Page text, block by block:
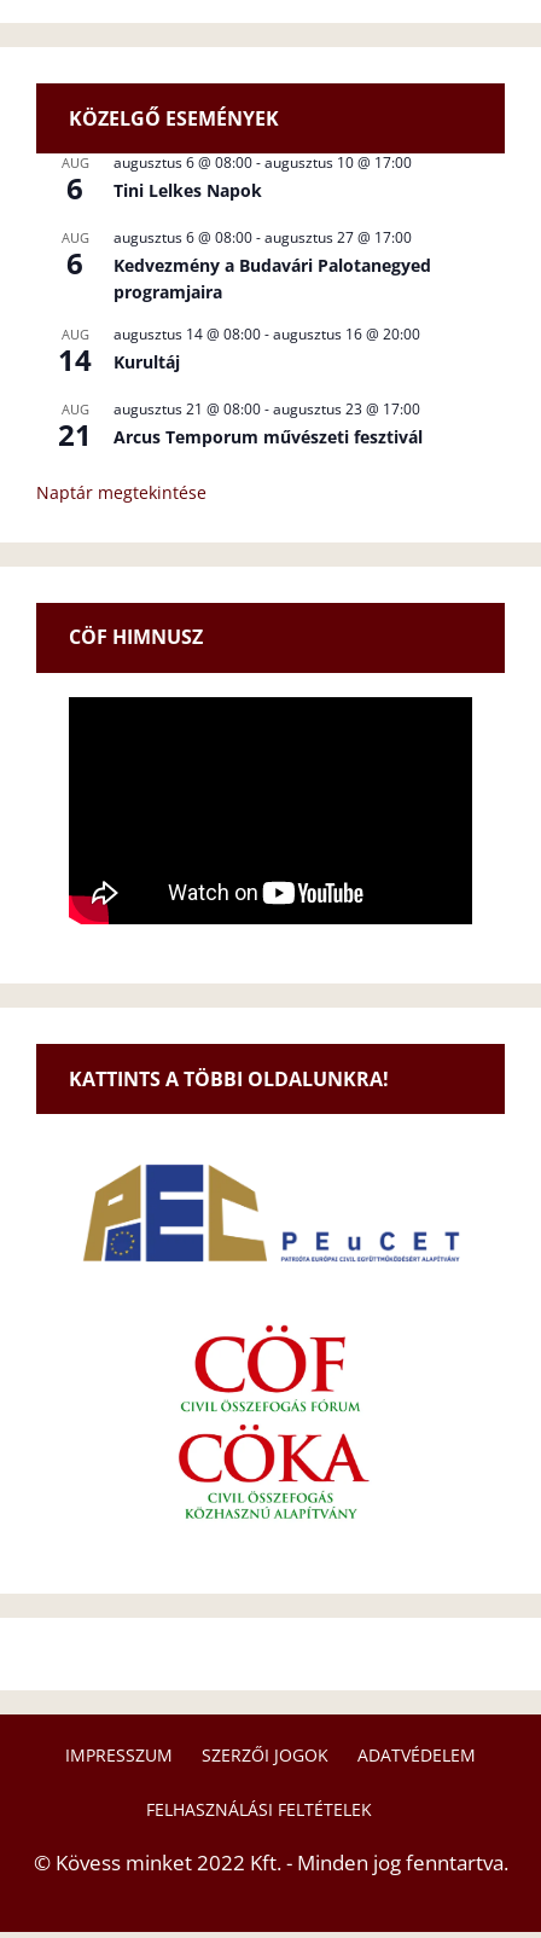
KÖZELGŐ ESEMÉNYEK
AUG
6
augusztus 6 @ 08:00-augusztus 10 @ 17:00
Tini Lelkes Napok
AUG
6
augusztus 6 @ 08:00-augusztus 27 @ 17:00
Kedvezmény a Budavári Palotanegyed
programjaira
AUG
14
augusztus 14 @ 08:00-augusztus 16 @ 20:00
Kurultáj
AUG
21
augusztus 21 @ 08:00-augusztus 23 @ 17:00
Arcus Temporum művészeti fesztivál
Naptár megtekintése
CÖF HIMNUSZ
KATTINTS A TÖBBI OLDALUNKRA!
IMPRESSZUM SZERZŐI JOGOK ADATVÉDELEM
FELHASZNÁLÁSI FELTÉTELEK
© Kövess minket 2022 Kft. - Minden jog fenntartva.